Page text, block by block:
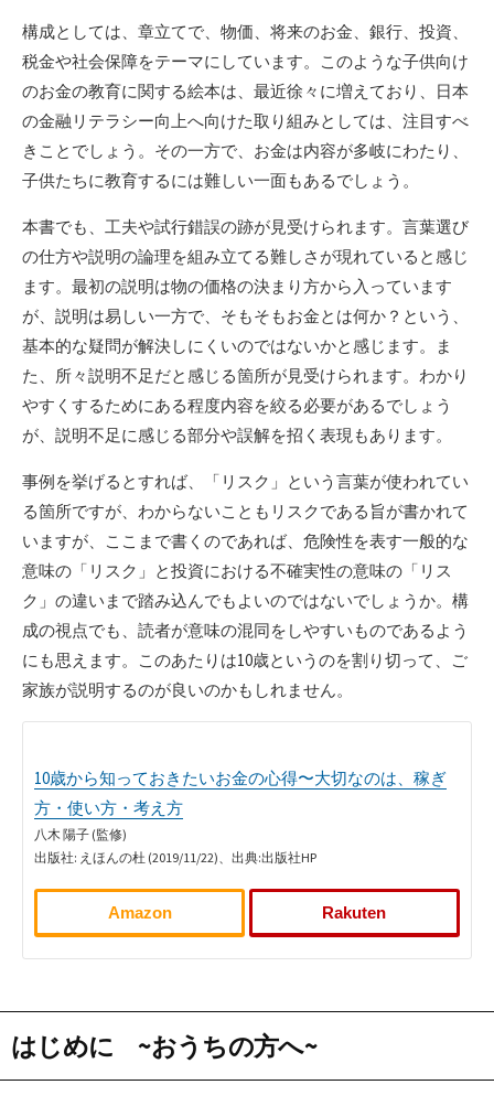
構成としては、章立てで、物価、将来のお金、銀行、投資、
税金や社会保障をテーマにしています。このような子供向け
のお金の教育に関する絵本は、最近徐々に増えており、日本
の金融リテラシー向上へ向けた取り組みとしては、注目すべ
きことでしょう。その一方で、お金は内容が多岐にわたり、
子供たちに教育するには難しい一面もあるでしょう。
本書でも、工夫や試行錯誤の跡が見受けられます。言葉選び
の仕方や説明の論理を組み立てる難しさが現れていると感じ
ます。最初の説明は物の価格の決まり方から入っています
が、説明は易しい一方で、そもそもお金とは何か？という、
基本的な疑問が解決しにくいのではないかと感じます。ま
た、所々説明不足だと感じる箇所が見受けられます。わかり
やすくするためにある程度内容を絞る必要があるでしょう
が、説明不足に感じる部分や誤解を招く表現もあります。
事例を挙げるとすれば、「リスク」という言葉が使われてい
る箇所ですが、わからないこともリスクである旨が書かれて
いますが、ここまで書くのであれば、危険性を表す一般的な
意味の「リスク」と投資における不確実性の意味の「リス
ク」の違いまで踏み込んでもよいのではないでしょうか。構
成の視点でも、読者が意味の混同をしやすいものであるよう
にも思えます。このあたりは10歳というのを割り切って、ご
家族が説明するのが良いのかもしれません。
10歳から知っておきたいお金の心得〜大切なのは、稼ぎ
方・使い方・考え方
八木 陽子 (監修)
出版社: えほんの杜 (2019/11/22)、出典:出版社HP
Amazon Rakuten
はじめに ~おうちの方へ~